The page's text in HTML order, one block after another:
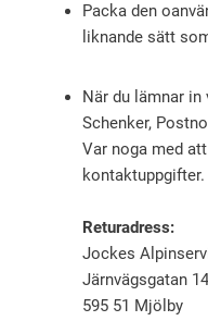
Packa den
liknande sätt
När du lämnar in
Schenker,
Var noga med
kontaktuppgifter.
Returadress:
Jockes
Järnvägsgatan
595 51 Mjölby